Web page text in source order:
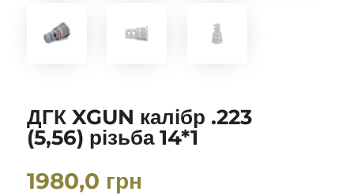
ДГК XGUN калібр .223
(5,56) різьба 14*1
1980,0 грн